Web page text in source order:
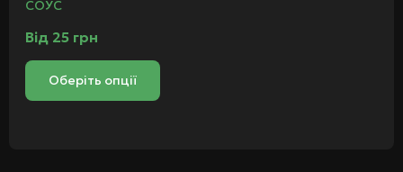
СОУС
Від 25 грн
Оберіть опції